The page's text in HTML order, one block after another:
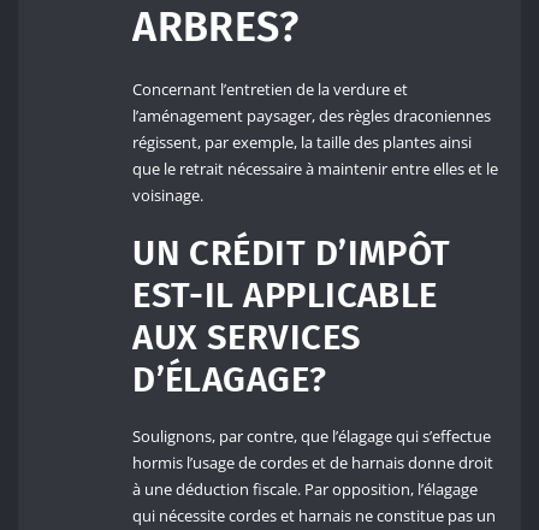
ARBRES?
Concernant l’entretien de la verdure et
l’aménagement paysager, des règles draconiennes
régissent, par exemple, la taille des plantes ainsi
que le retrait nécessaire à maintenir entre elles et le
voisinage.
UN CRÉDIT D’IMPÔT
EST-IL APPLICABLE
AUX SERVICES
D’ÉLAGAGE?
Soulignons, par contre, que l’élagage qui s’effectue
hormis l’usage de cordes et de harnais donne droit
à une déduction fiscale. Par opposition, l’élagage
qui nécessite cordes et harnais ne constitue pas un